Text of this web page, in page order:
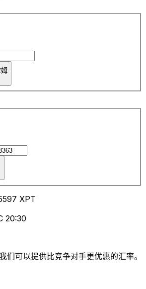
姆
XPT
20:30
们可以提供比竞争对手更优惠的汇率。